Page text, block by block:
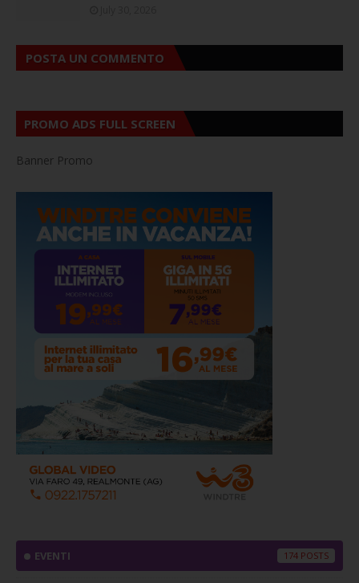
POSTA UN COMMENTO
PROMO ADS FULL SCREEN
Banner Promo
EVENTI 174